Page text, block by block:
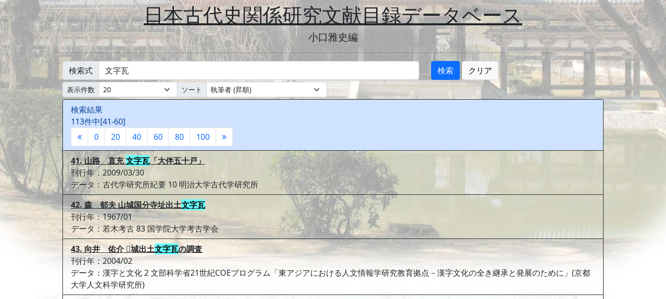
日本古代史関係研究文献目録データベース
小口雅史編
検索式 検索 クリア
表示件数 ソート
検索結果
113件中[41-60]
0
20 40 60 80 100
41. 山路 直充文字瓦「大伴五十戸」
刊行年：2009/03/30
データ：古代学研究所紀要 10 明治大学古代学研究所
42. 森 郁夫 山城国分寺址出土文字瓦
刊行年：1967/01
データ：若木考古 83 国学院大学考古学会
43. 向井 佑介 城出土文字瓦の調査
刊行年：2004/02
データ：漢字と文化 2 文部科学省21世紀COEプログラム「東アジアにおける人文情報学研究教育拠点－漢字文化の全き継承と発展のために」(京都
大学人文科学研究所)